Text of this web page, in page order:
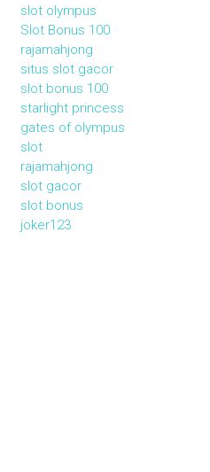
slot olympus
Slot Bonus 100
rajamahjong
situs slot gacor
slot bonus 100
starlight princess
gates of olympus
slot
rajamahjong
slot gacor
slot bonus
joker123